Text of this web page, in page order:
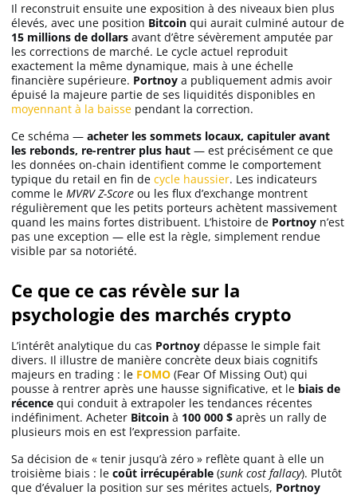
Il reconstruit ensuite une exposition à des niveaux bien plus
élevés, avec une position Bitcoin qui aurait culminé autour de
15 millions de dollars avant d’être sévèrement amputée par
les corrections de marché. Le cycle actuel reproduit
exactement la même dynamique, mais à une échelle
financière supérieure. Portnoy a publiquement admis avoir
épuisé la majeure partie de ses liquidités disponibles en
moyennant à la baisse pendant la correction.
Ce schéma — acheter les sommets locaux, capituler avant
les rebonds, re-rentrer plus haut — est précisément ce que
les données on-chain identifient comme le comportement
typique du retail en fin de cycle haussier. Les indicateurs
comme le MVRV Z-Score ou les flux d’exchange montrent
régulièrement que les petits porteurs achètent massivement
quand les mains fortes distribuent. L’histoire de Portnoy n’est
pas une exception — elle est la règle, simplement rendue
visible par sa notoriété.
Ce que ce cas révèle sur la
psychologie des marchés crypto
L’intérêt analytique du cas Portnoy dépasse le simple fait
divers. Il illustre de manière concrète deux biais cognitifs
majeurs en trading : le FOMO (Fear Of Missing Out) qui
pousse à rentrer après une hausse significative, et le biais de
récence qui conduit à extrapoler les tendances récentes
indéfiniment. Acheter Bitcoin à 100 000 $ après un rally de
plusieurs mois en est l’expression parfaite.
Sa décision de « tenir jusqu’à zéro » reflète quant à elle un
troisième biais : le coût irrécupérable (sunk cost fallacy). Plutôt
que d’évaluer la position sur ses mérites actuels, Portnoy